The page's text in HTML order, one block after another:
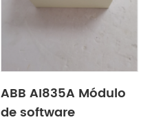
ABB AI835A Módulo
de software